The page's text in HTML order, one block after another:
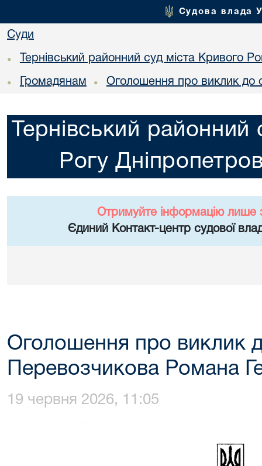
Судова влада
Суди
• Тернівський районний суд міста Кривого
• Громадянам • Оголошення про виклик до
Тернівський районний
Рогу
Отримуйте інформацію лише
Єдиний Контакт-центр судової
Оголошення про виклик
Перевозчикова Романа
19 червня 2026, 11:05